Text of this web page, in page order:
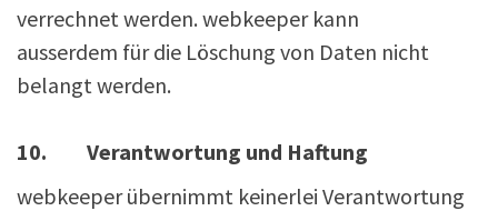
verrechnet werden. webkeeper kann
ausserdem für die Löschung von Daten nicht
belangt werden.
10. Verantwortung und Haftung
webkeeper übernimmt keinerlei Verantwortung